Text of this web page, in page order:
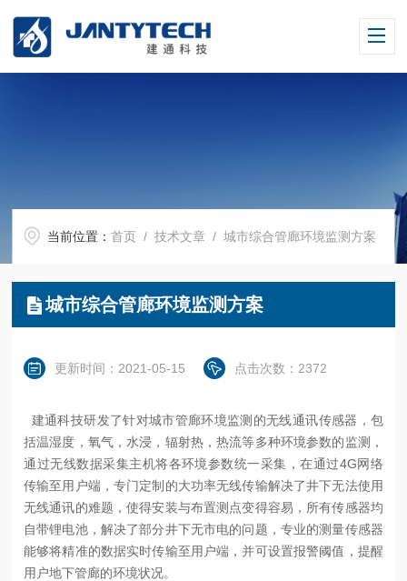
当前位置：首页 /技术文章 / 城市综合管廊环境监测方案
城市综合管廊环境监测方案
更新时间：2021-05-15 点击次数：2372
建通科技研发了针对城市管廊环境监测的无线通讯传感器，包
括温湿度，氧气，水浸，辐射热，热流等多种环境参数的监测，
通过无线数据采集主机将各环境参数统一采集，在通过4G网络
传输至用户端，专门定制的大功率无线传输解决了井下无法使用
无线通讯的难题，使得安装与布置测点变得容易，所有传感器均
自带锂电池，解决了部分井下无市电的问题，专业的测量传感器
能够将精准的数据实时传输至用户端，并可设置报警阈值，提醒
用户地下管廊的环境状况。